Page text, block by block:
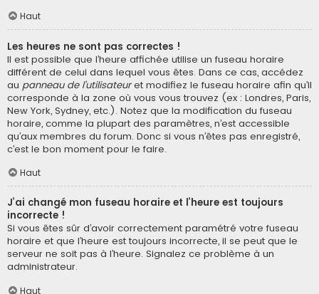
Haut
Les heures ne sont pas correctes !
Il est possible que l’heure affichée utilise un fuseau horaire
différent de celui dans lequel vous êtes. Dans ce cas, accédez
au panneau de l’utilisateuret modifiez le fuseau horaire afin qu’il
corresponde à la zone où vous vous trouvez (ex : Londres, Paris,
New York, Sydney, etc.). Notez que la modification du fuseau
horaire, comme la plupart des paramètres, n’est accessible
qu’aux membres du forum. Donc si vous n’êtes pas enregistré,
c’est le bon moment pour le faire.
Haut
J’ai changé mon fuseau horaire et l’heure est toujours
incorrecte !
Si vous êtes sûr d’avoir correctement paramétré votre fuseau
horaire et que l’heure est toujours incorrecte, il se peut que le
serveur ne soit pas à l’heure. Signalez ce problème à un
administrateur.
Haut